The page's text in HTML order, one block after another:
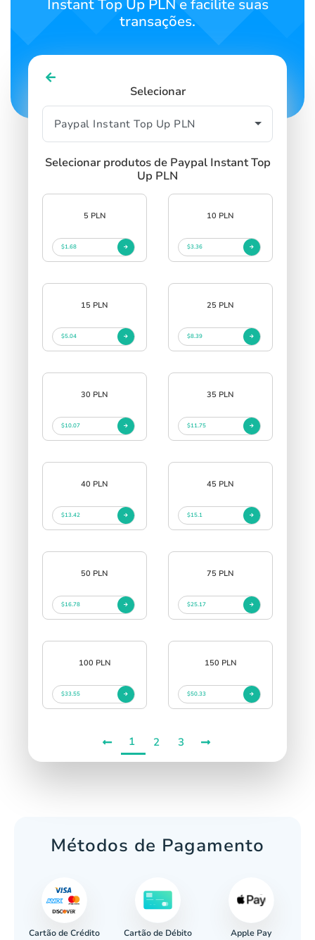
Instant Top Up PLN e facilite suas
transações.
Selecionar
Selecionar produtos de Paypal Instant Top
Up PLN
5 PLN
$1.68
10 PLN
$3.36
15 PLN
$5.04
25 PLN
$8.39
30 PLN
$10.07
35 PLN
$11.75
40 PLN
$13.42
45 PLN
$15.1
50 PLN
$16.78
75 PLN
$25.17
100 PLN
$33.55
150 PLN
$50.33
1 2 3
Métodos de Pagamento
Cartão de Crédito Cartão de Débito Apple Pay